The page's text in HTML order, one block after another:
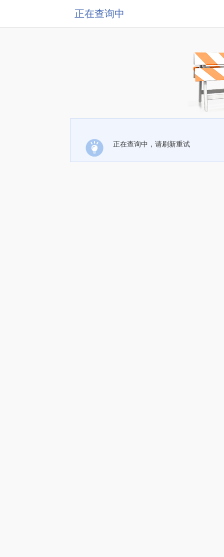
正在查询中
正在查询中，请刷新重试